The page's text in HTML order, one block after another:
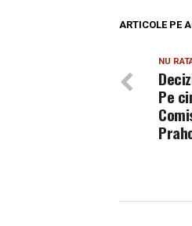
ARTICOLE PE
NU
Pe